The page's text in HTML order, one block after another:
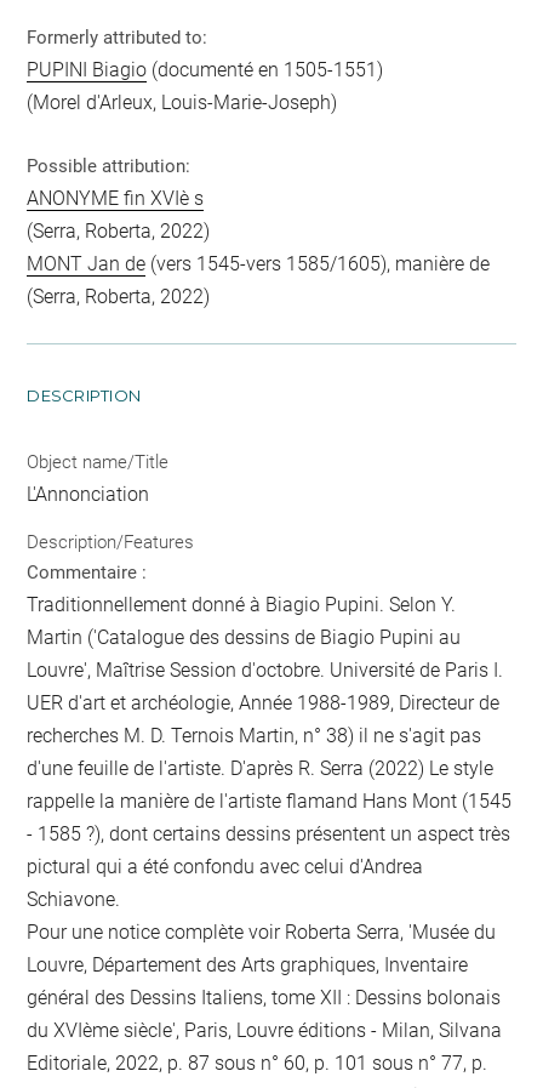
Formerly attributed to:
PUPINI Biagio (documenté en 1505-1551)
(Morel d'Arleux, Louis-Marie-Joseph)
Possible attribution:
ANONYME fin XVIè s
(Serra, Roberta, 2022)
MONT Jan de (vers 1545-vers 1585/1605), manière de
(Serra, Roberta, 2022)
DESCRIPTION
Object name/Title
L'Annonciation
Description/Features
Commentaire :
Traditionnellement donné à Biagio Pupini. Selon Y.
Martin ('Catalogue des dessins de Biagio Pupini au
Louvre', Maîtrise Session d'octobre. Université de Paris I.
UER d'art et archéologie, Année 1988-1989, Directeur de
recherches M. D. Ternois Martin, n° 38) il ne s'agit pas
d'une feuille de l'artiste. D'après R. Serra (2022) Le style
rappelle la manière de l'artiste flamand Hans Mont (1545
- 1585 ?), dont certains dessins présentent un aspect très
pictural qui a été confondu avec celui d'Andrea
Schiavone.
Pour une notice complète voir Roberta Serra, 'Musée du
Louvre, Département des Arts graphiques, Inventaire
général des Dessins Italiens, tome XII : Dessins bolonais
du XVIème siècle', Paris, Louvre éditions - Milan, Silvana
Editoriale, 2022, p. 87 sous n° 60, p. 101 sous n° 77, p.